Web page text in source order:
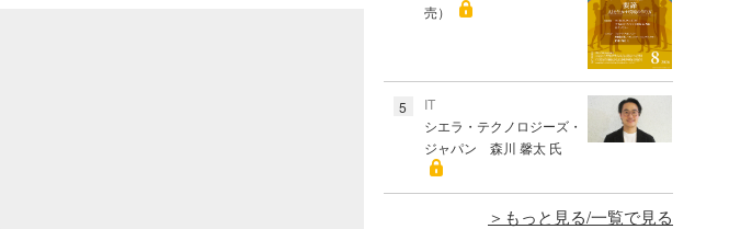
売）
5
IT
シエラ・テクノロジーズ・
ジャパン 森川 馨太 氏
もっと見る/一覧で見る